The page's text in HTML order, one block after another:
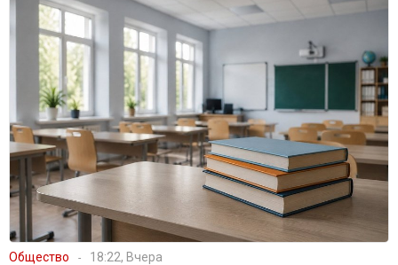
Общество 18:22, Вчера